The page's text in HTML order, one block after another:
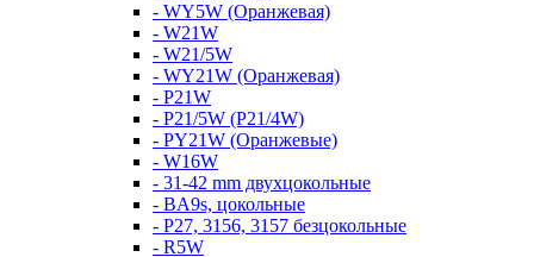
- WY5W (Оранжевая)
- W21W
- W21/5W
- WY21W (Оранжевая)
- P21W
- P21/5W (P21/4W)
- PY21W (Оранжевые)
- W16W
- 31-42 mm двухцокольные
- BA9s, цокольные
- P27, 3156, 3157 безцокольные
- R5W